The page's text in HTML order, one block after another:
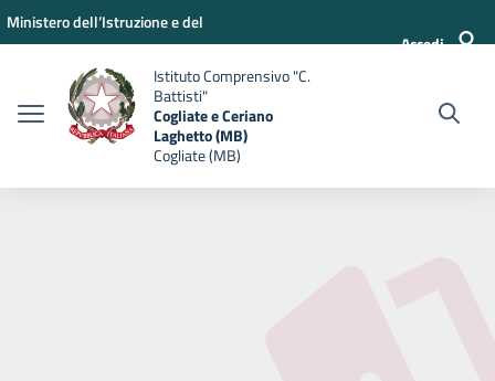
Vai ai contenuti
Vai al menu di navigazione
Vai al footer
Ministero dell’Istruzione e del
Accedi
Istituto Comprensivo "C.
Battisti"
Cogliate e Ceriano
Laghetto (MB)
Cogliate (MB)